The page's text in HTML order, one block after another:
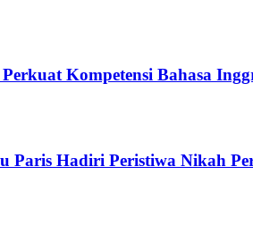
Kompetensi Bahasa
Paris Hadiri Peristiwa Nikah